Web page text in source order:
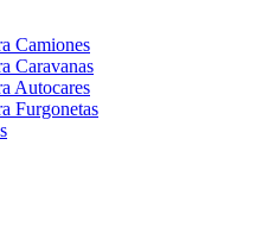
Camiones
Caravanas
Autocares
Furgonetas